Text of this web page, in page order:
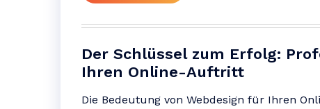
Der Schlüssel zum Erfolg:
Ihren Online-Auftritt
Die Bedeutung von Webdesign für Ihren